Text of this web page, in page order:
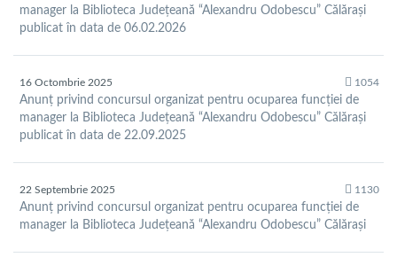
manager la Biblioteca Județeană “Alexandru Odobescu” Călărași
publicat în data de 06.02.2026
16 Octombrie 2025 1054
Anunț privind concursul organizat pentru ocuparea funcției de
manager la Biblioteca Județeană “Alexandru Odobescu” Călărași
publicat în data de 22.09.2025
22 Septembrie 2025 1130
Anunț privind concursul organizat pentru ocuparea funcției de
manager la Biblioteca Județeană “Alexandru Odobescu” Călărași